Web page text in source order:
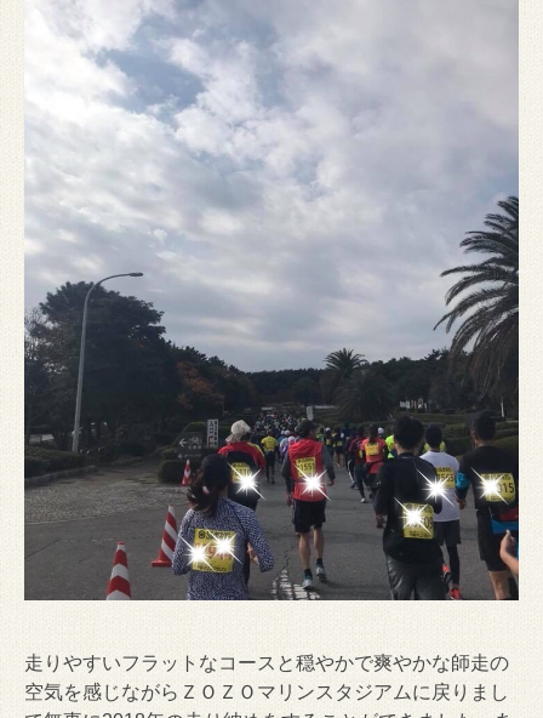
走りやすいフラットなコースと穏やかで爽やかな師走の
空気を感じながらＺＯＺＯマリンスタジアムに戻りまし